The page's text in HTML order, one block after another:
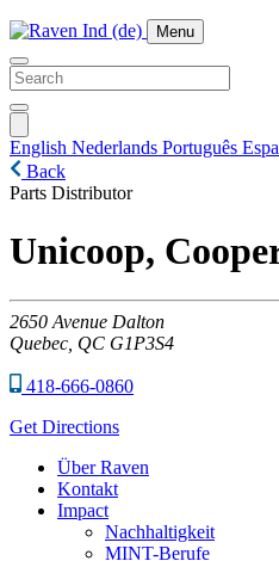
Menu
English Nederlands Português
Back
Parts Distributor
Unicoop,
2650 Avenue Dalton
Quebec, QC G1P3S4
418-666-0860
Get Directions
Über Raven
Kontakt
Impact
Nachhaltigkeit
MINT-Berufe